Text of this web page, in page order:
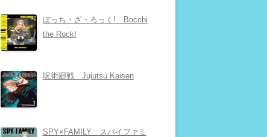
ぼっち・ざ・ろっく! Bocchi
the Rock!
呪術廻戦 Jujutsu Kaisen
SPY×FAMILY スパイファミ